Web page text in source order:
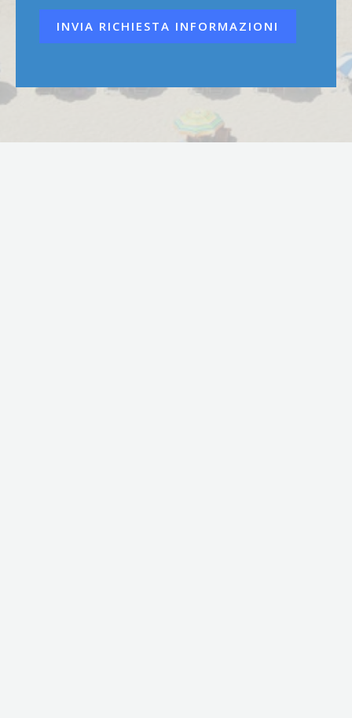
INVIA RICHIESTA INFORMAZIONI